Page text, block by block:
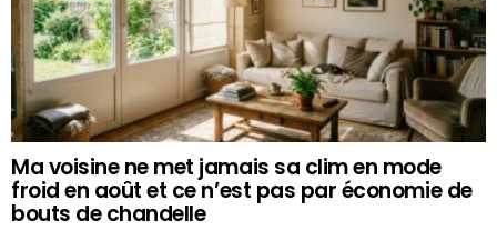
Ma voisine ne met jamais sa clim en mode
froid en août et ce n’est pas par économie de
bouts de chandelle